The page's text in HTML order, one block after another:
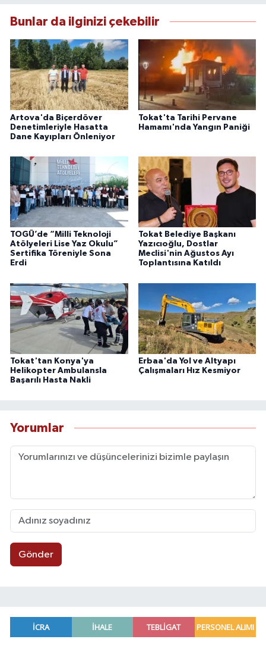
Bunlar da ilginizi çekebilir
Artova'da Biçerdöver
Denetimleriyle Hasatta
Dane Kayıpları Önleniyor
Tokat'ta Tarihi Pervane
Hamamı'nda Yangın Paniği
TOGÜ’de “Milli Teknoloji
Atölyeleri Lise Yaz Okulu”
Sertifika Töreniyle Sona
Erdi
Tokat Belediye Başkanı
Yazıcıoğlu, Dostlar
Meclisi'nin Ağustos Ayı
Toplantısına Katıldı
Tokat'tan Konya'ya
Helikopter Ambulansla
Başarılı Hasta Nakli
Erbaa'da Yol ve Altyapı
Çalışmaları Hız Kesmiyor
Yorumlar
Gönder